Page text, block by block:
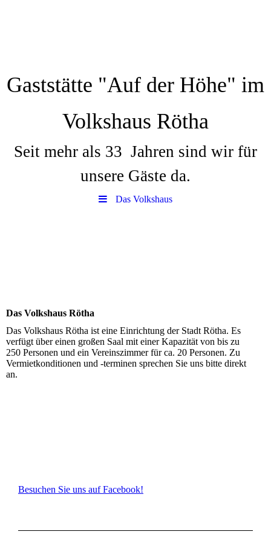
Gaststätte "Auf der Höhe" im
Volkshaus Rötha
Seit mehr als 33 Jahren sind wir für
unsere Gäste da.
Das Volkshaus
Das Volkshaus Rötha
Das Volkshaus Rötha ist eine Einrichtung der Stadt Rötha. Es
verfügt über einen großen Saal mit einer Kapazität von bis zu
250 Personen und ein Vereinszimmer für ca. 20 Personen. Zu
Vermietkonditionen und -terminen sprechen Sie uns bitte direkt
an.
Besuchen Sie uns auf Facebook!